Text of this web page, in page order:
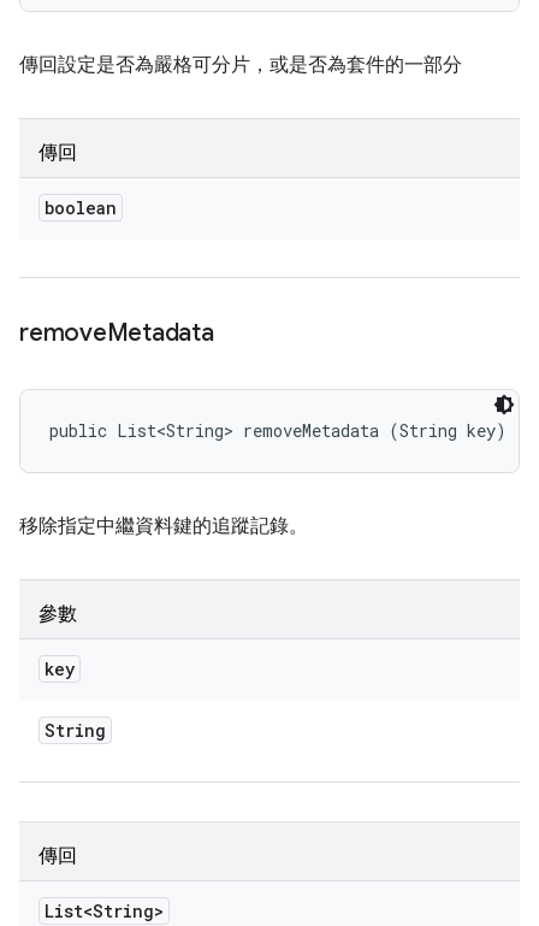
傳回設定是否為嚴格可分片，或是否為套件的一部分
傳回
boolean
removeMetadata
public List<String> removeMetadata (String key)
移除指定中繼資料鍵的追蹤記錄。
參數
key
String
傳回
List<String>